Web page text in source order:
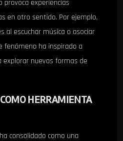
experiencias
en otro sentido. Por ejemplo,
al escuchar música o asociar
fenómeno ha inspirado a
nuevas formas de
HERRAMIENTA
consolidado como una